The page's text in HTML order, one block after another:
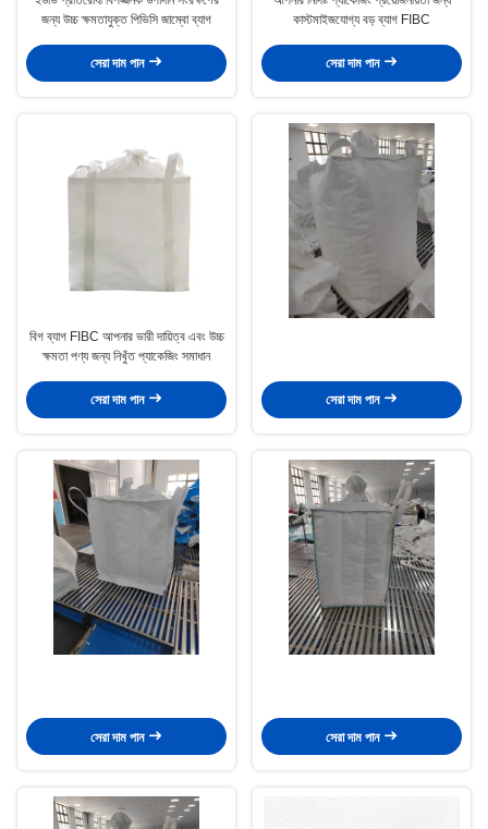
জন্য উচ্চ ক্ষমতাযুক্ত পিভিসি জাম্বো ব্যাগ
সেরা দাম পান
কাস্টমাইজযোগ্য বড় ব্যাগ FIBC
সেরা দাম পান
বিগ ব্যাগ FIBC আপনার ভারী দায়িত্ব এবং উচ্চ
ক্ষমতা পণ্য জন্য নিখুঁত প্যাকেজিং সমাধান
সেরা দাম পান সেরা দাম পান
সেরা দাম পান সেরা দাম পান